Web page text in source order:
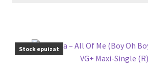
Stock epuizat